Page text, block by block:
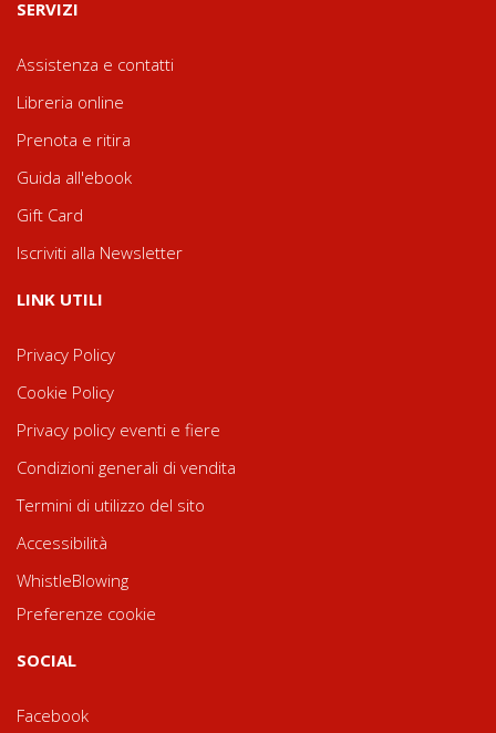
SERVIZI
Assistenza e contatti
Libreria online
Prenota e ritira
Guida all'ebook
Gift Card
Iscriviti alla Newsletter
LINK UTILI
Privacy Policy
Cookie Policy
Privacy policy eventi e fiere
Condizioni generali di vendita
Termini di utilizzo del sito
Accessibilità
WhistleBlowing
Preferenze cookie
SOCIAL
Facebook